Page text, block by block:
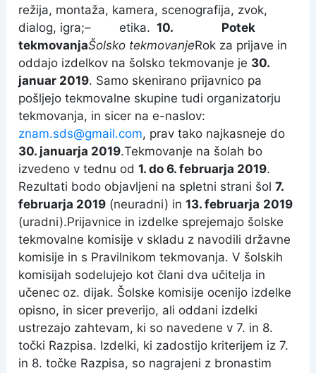
režija, montaža, kamera, scenografija, zvok,
dialog, igra;– etika. 10. Potek
tekmovanjaŠolsko tekmovanjeRok za prijave in
oddajo izdelkov na šolsko tekmovanje je 30.
januar 2019. Samo skenirano prijavnico pa
pošljejo tekmovalne skupine tudi organizatorju
tekmovanja, in sicer na e-naslov:
znam.sds@gmail.com, prav tako najkasneje do
30. januarja 2019.Tekmovanje na šolah bo
izvedeno v tednu od1. do 6. februarja 2019.
Rezultati bodo objavljeni na spletni strani šol7.
februarja 2019 (neuradni) in13. februarja 2019
(uradni).Prijavnice in izdelke sprejemajo šolske
tekmovalne komisije v skladu z navodili državne
komisije in s Pravilnikom tekmovanja. V šolskih
komisijah sodelujejo kot člani dva učitelja in
učenec oz. dijak. Šolske komisije ocenijo izdelke
opisno, in sicer preverijo, ali oddani izdelki
ustrezajo zahtevam, ki so navedene v 7. in 8.
točki Razpisa. Izdelki, ki zadostijo kriterijem iz 7.
in 8. točke Razpisa, so nagrajeni z bronastim